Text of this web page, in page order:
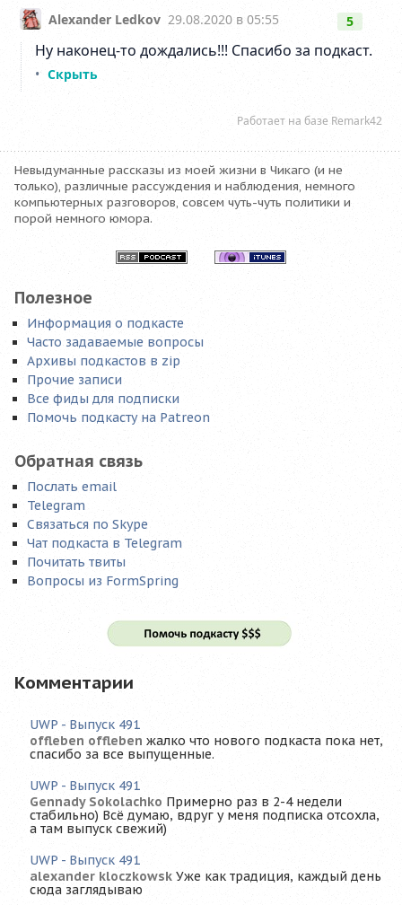
Невыдуманные рассказы из моей жизни в Чикаго (и не
только), различные рассуждения и наблюдения, немного
компьютерных разговоров, совсем чуть-чуть политики и
порой немного юмора.
Полезное
Информация о подкасте
Часто задаваемые вопросы
Архивы подкастов в zip
Прочие записи
Все фиды для подписки
Помочь подкасту на Patreon
Обратная связь
Послать email
Telegram
Связаться по Skype
Чат подкаста в Telegram
Почитать твиты
Вопросы из FormSpring
Комментарии
UWP - Выпуск 491
offleben offleben жалко что нового подкаста пока нет,
спасибо за все выпущенные.
UWP - Выпуск 491
Gennady Sokolachko Примерно раз в 2-4 недели
стабильно) Всё думаю, вдруг у меня подписка отсохла,
а там выпуск свежий)
UWP - Выпуск 491
alexander kloczkowsk Уже как традиция, каждый день
сюда заглядываю